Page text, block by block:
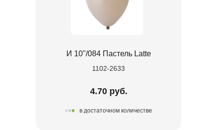
И 10"/084 Пастель Latte
1102-2633
4.70 руб.
в достаточном количестве